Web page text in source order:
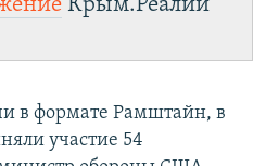
Крым.Реалии
в формате Рамштайн, в
участие 54